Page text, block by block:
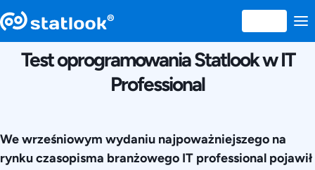
18 SEPTEMBRIE 2019
Test oprogramowania Statlook w IT
Professional
We wrześniowym wydaniu najpoważniejszego na
rynku czasopisma branżowego IT professional pojawił